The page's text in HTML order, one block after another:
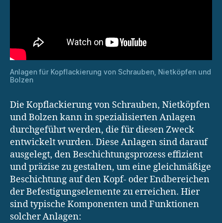
Anlagen für Kopflackierung von Schrauben, Nietköpfen und
Bolzen
Die Kopflackierung von Schrauben, Nietköpfen
und Bolzen kann in spezialisierten Anlagen
durchgeführt werden, die für diesen Zweck
entwickelt wurden. Diese Anlagen sind darauf
ausgelegt, den Beschichtungsprozess effizient
und präzise zu gestalten, um eine gleichmäßige
Beschichtung auf den Kopf- oder Endbereichen
der Befestigungselemente zu erreichen. Hier
sind typische Komponenten und Funktionen
solcher Anlagen: